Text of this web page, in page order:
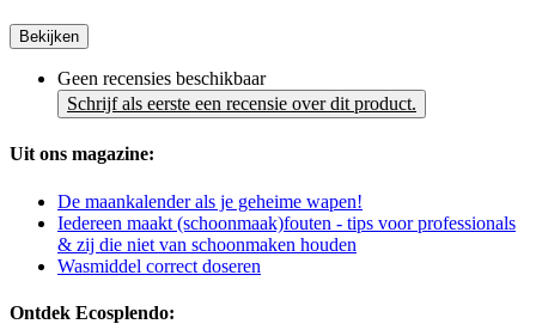
Bekijken
Geen recensies beschikbaar
Schrijf als eerste een recensie over dit product.
Uit ons magazine:
De maankalender als je geheime wapen!
Iedereen maakt (schoonmaak)fouten - tips voor professionals
& zij die niet van schoonmaken houden
Wasmiddel correct doseren
Ontdek Ecosplendo: